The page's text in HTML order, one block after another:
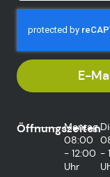
E-
Öffnungszeiten
Montag
08:00
- 12:00
Uhr
-